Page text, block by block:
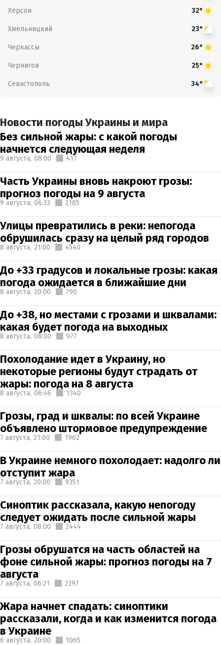
Херсон 32°
Хмельницкий 23°
Черкассы 26°
Чернигов 25°
Севастополь 34°
Новости погоды Украины и мира
Без сильной жары: с какой погоды
начнется следующая неделя
9 августа, 08:00 417
Часть Украины вновь накроют грозы:
прогноз погоды на 9 августа
9 августа, 06:33 2185
Улицы превратились в реки: непогода
обрушилась сразу на целый ряд городов
8 августа, 21:00 4540
До +33 градусов и локальные грозы: какая
погода ожидается в ближайшие дни
8 августа, 20:00 790
До +38, но местами с грозами и шквалами:
какая будет погода на выходных
8 августа, 08:00 977
Похолодание идет в Украину, но
некоторые регионы будут страдать от
жары: погода на 8 августа
8 августа, 06:46 1340
Грозы, град и шквалы: по всей Украине
объявлено штормовое предупреждение
7 августа, 21:00 1962
В Украине немного похолодает: надолго ли
отступит жара
7 августа, 20:00 9351
Синоптик рассказала, какую непогоду
следует ожидать после сильной жары
7 августа, 08:00 2444
Грозы обрушатся на часть областей на
фоне сильной жары: прогноз погоды на 7
августа
7 августа, 06:21 2397
Жара начнет спадать: синоптики
рассказали, когда и как изменится погода
в Украине
6 августа, 20:00 1065